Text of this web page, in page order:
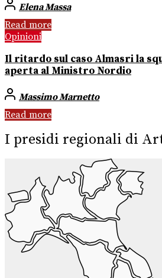
Elena Massa
Read more
Opinioni
Il ritardo sul caso Almasri la
aperta al Ministro Nordio
Massimo Marnetto
Read more
I presidi regionali di